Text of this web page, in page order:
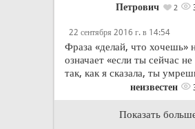
Петрович 2
22 сентября 2016 г. в 14:54
Фраза «делай, что хочешь»
означает «если ты сейчас
так, как я сказала, ты
неизвестен
Показать